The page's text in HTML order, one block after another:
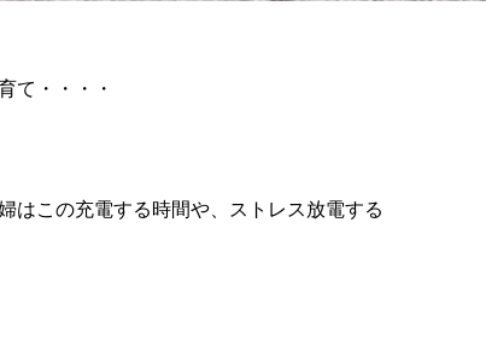
て・・・・
はこの充電する時間や、ストレス放電する